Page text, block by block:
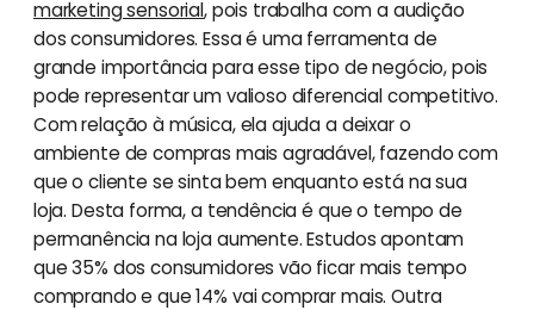
marketing sensorial, pois trabalha com a audição
dos consumidores. Essa é uma ferramenta de
grande importância para esse tipo de negócio, pois
pode representar um valioso diferencial competitivo.
Com relação à música, ela ajuda a deixar o
ambiente de compras mais agradável, fazendo com
que o cliente se sinta bem enquanto está na sua
loja. Desta forma, a tendência é que o tempo de
permanência na loja aumente. Estudos apontam
que 35% dos consumidores vão ficar mais tempo
comprando e que 14% vai comprar mais. Outra